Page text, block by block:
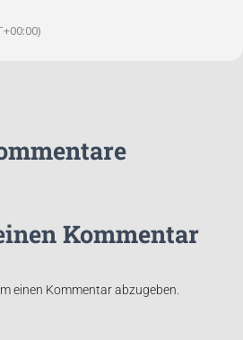
Kommentar
einen Kommentar abzugeben.